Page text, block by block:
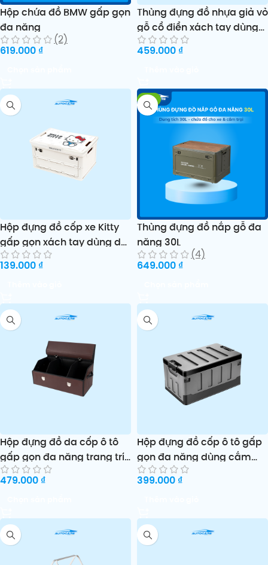
Hộp chứa đồ BMW gấp gọn
đa năng
(2)
619.000 ₫
Thùng đựng đồ nhựa giả vỏ
gỗ cổ điển xách tay dùng
cắm trại ô tô gia đình
459.000 ₫
Hộp đựng đồ cốp xe Kitty
gấp gọn xách tay dùng dã
ngoại cắm trại tiện lợi
139.000 ₫
-7%
Thùng đựng đồ nắp gỗ đa
năng 30L
(4)
649.000 ₫
Hộp đựng đồ da cốp ô tô
gấp gọn đa năng trang trí
nội thất tiện dụng
479.000 ₫
Hộp đựng đồ cốp ô tô gấp
gọn đa năng dùng cắm
trại ngoài trời và gia dụng
399.000 ₫